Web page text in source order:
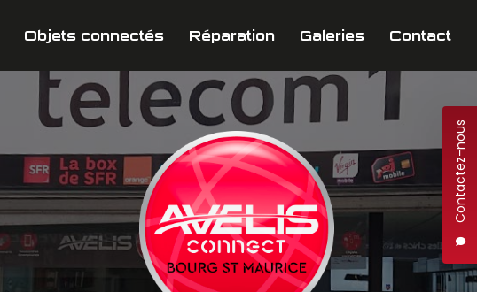
Contactez-nous
Objets connectés Réparation Galeries Contact